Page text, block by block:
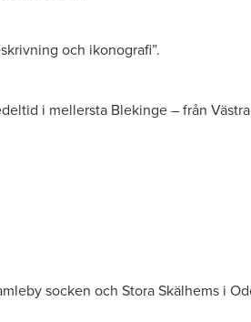
och ikonografi”.
i mellersta Blekinge – från
socken och Stora Skälhems i